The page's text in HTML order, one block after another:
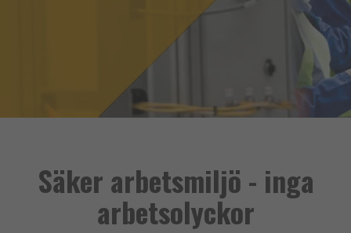
Säker arbetsmiljö - inga
arbetsolyckor